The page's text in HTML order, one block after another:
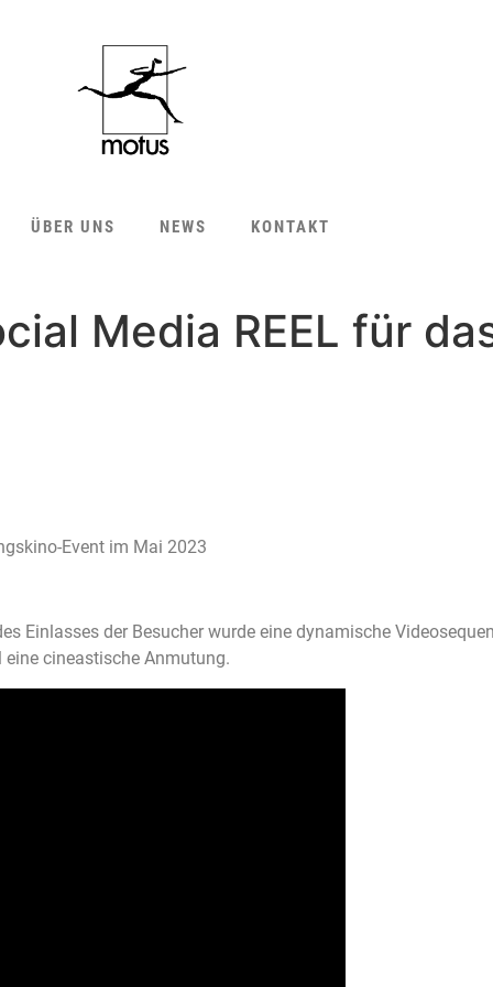
ÜBER UNS NEWS KONTAKT
Media REEL für
Event im Mai 2023
Einlasses der Besucher wurde eine dynamische
cineastische Anmutung.